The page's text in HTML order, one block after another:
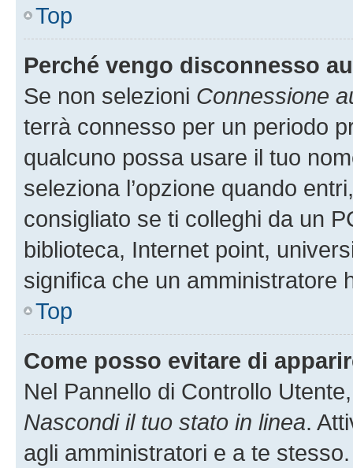
Top
Perché vengo disconnesso
Se non selezioni Connessione
terrà connesso per un periodo
qualcuno possa usare il tuo
seleziona l’opzione quando
consigliato se ti colleghi da un
biblioteca, Internet point,
significa che un amministratore
Top
Come posso evitare di
Nel Pannello di Controllo
Nascondi il tuo stato in linea.
agli amministratori e a te